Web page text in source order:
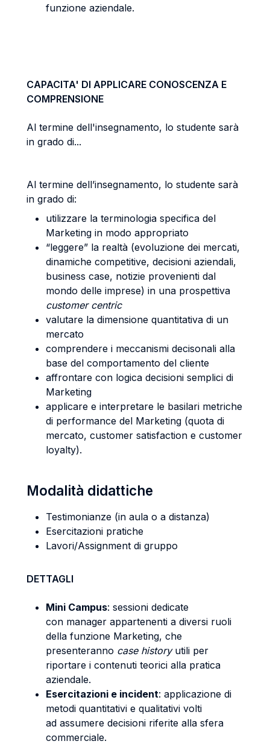
funzione aziendale.
CAPACITA' DI APPLICARE CONOSCENZA E
COMPRENSIONE
Al termine dell'insegnamento, lo studente sarà
in grado di...
Al termine dell’insegnamento, lo studente sarà
in grado di:
utilizzare la terminologia specifica del
Marketing in modo appropriato
“leggere” la realtà (evoluzione dei mercati,
dinamiche competitive, decisioni aziendali,
business case, notizie provenienti dal
mondo delle imprese) in una prospettiva
customer centric
valutare la dimensione quantitativa di un
mercato
comprendere i meccanismi decisonali alla
base del comportamento del cliente
affrontare con logica decisioni semplici di
Marketing
applicare e interpretare le basilari metriche
di performance del Marketing (quota di
mercato, customer satisfaction e customer
loyalty).
Modalità didattiche
Testimonianze (in aula o a distanza)
Esercitazioni pratiche
Lavori/Assignment di gruppo
DETTAGLI
Mini Campus: sessioni dedicate
con manager appartenenti a diversi ruoli
della funzione Marketing, che
presenteranno case history utili per
riportare i contenuti teorici alla pratica
aziendale.
Esercitazioni e incident: applicazione di
metodi quantitativi e qualitativi volti
ad assumere decisioni riferite alla sfera
commerciale.